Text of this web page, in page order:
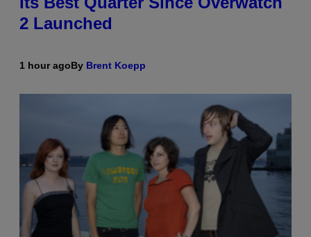
2 Launched
1 hour agoBy Brent Koepp